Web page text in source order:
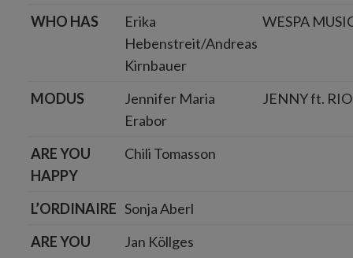
WHO HAS
Erika
Hebenstreit/Andreas
Kirnbauer
WESPA
MODUS
Jennifer Maria
Erabor
JENNY ft. RIO
ARE YOU
HAPPY
Chili Tomasson
L’ORDINAIRE Sonja Aberl
ARE YOU
Jan Köllges